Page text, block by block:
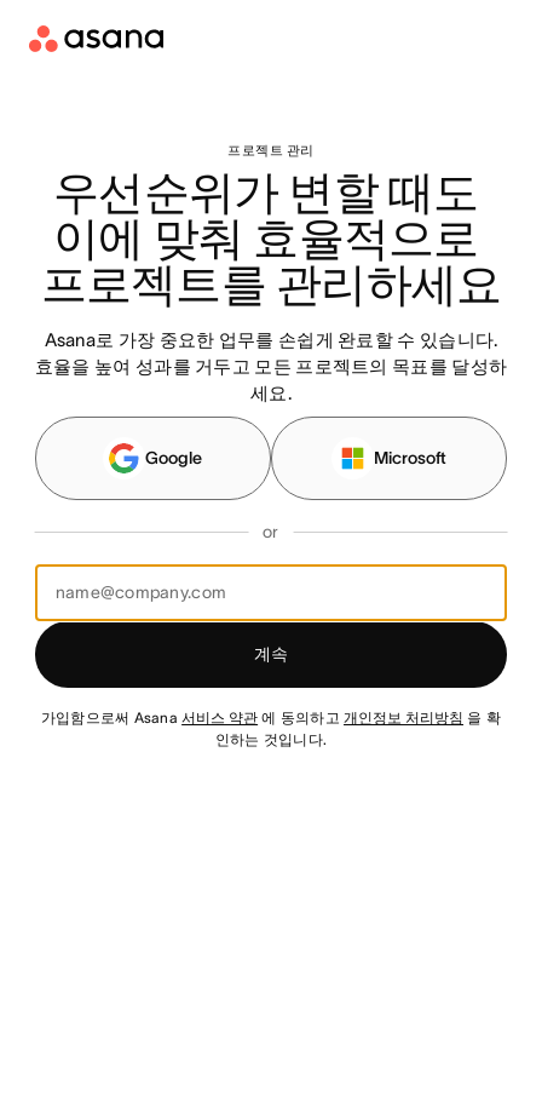
프로젝트 관리
우선순위가 변할 때도
이에 맞춰 효율적으로
프로젝트를 관리하세요
Asana로 가장 중요한 업무를 손쉽게 완료할 수 있습니다.
효율을 높여 성과를 거두고 모든 프로젝트의 목표를 달성하
세요.
Google Microsoft
or
계속
가입함으로써 Asana서비스 약관 에 동의하고 개인정보 처리방침 을 확
인하는 것입니다.